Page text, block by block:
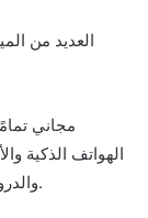
الهواتف الذكية
والدروس بدون الحاجة إلى الاشتراك في خدمة مدفوعة.